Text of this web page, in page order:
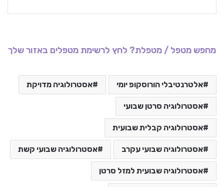
מחפש מטפל / מטפלת? לחץ לרשימת מטפלים באזור שלך
אלטרנטיבלי הורוסקופ יומי אסטרולוגיה מדויקת
אסטרולוגיה סרטן שבועי
אסטרולוגיה קבלית שבועית
אסטרולוגיה שבועי עקרב אסטרולוגיה שבועי קשת
אסטרולוגיה שבועית למזל סרטן